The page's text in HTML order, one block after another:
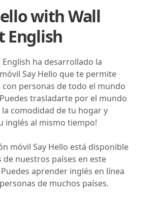
with Wall
English
English ha desarrollado la
Say Hello que te permite
personas de todo el mundo
trasladarte por el mundo
comodidad de tu hogar y
inglés al mismo tiempo!
móvil Say Hello está disponible
de nuestros países en este
aprender inglés en línea
de muchos países.